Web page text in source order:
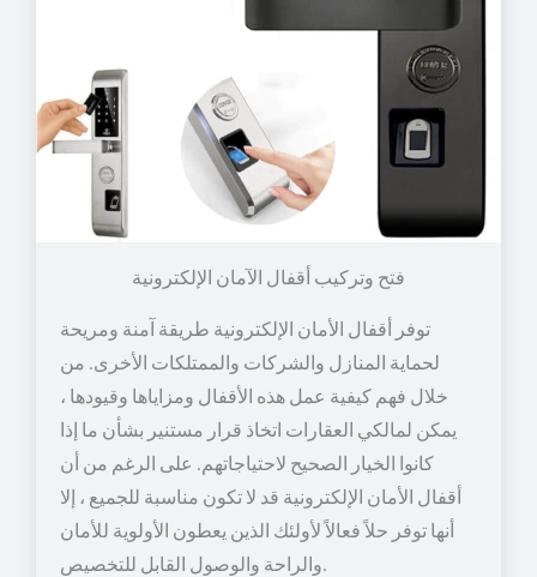
توفر أقفال الأمان الإلكترونية طريقة آمنة ومريحة
لحماية المنازل والشركات والممتلكات الأخرى. من
خلال فهم كيفية عمل هذه الأقفال ومزاياها وقيودها ،
يمكن لمالكي العقارات اتخاذ قرار مستنير بشأن ما إذا
كانوا الخيار الصحيح لاحتياجاتهم. على الرغم من أن
أقفال الأمان الإلكترونية قد لا تكون مناسبة للجميع ، إلا
أنها توفر حلاً فعالاً لأولئك الذين يعطون الأولوية للأمان
والراحة والوصول القابل للتخصيص.